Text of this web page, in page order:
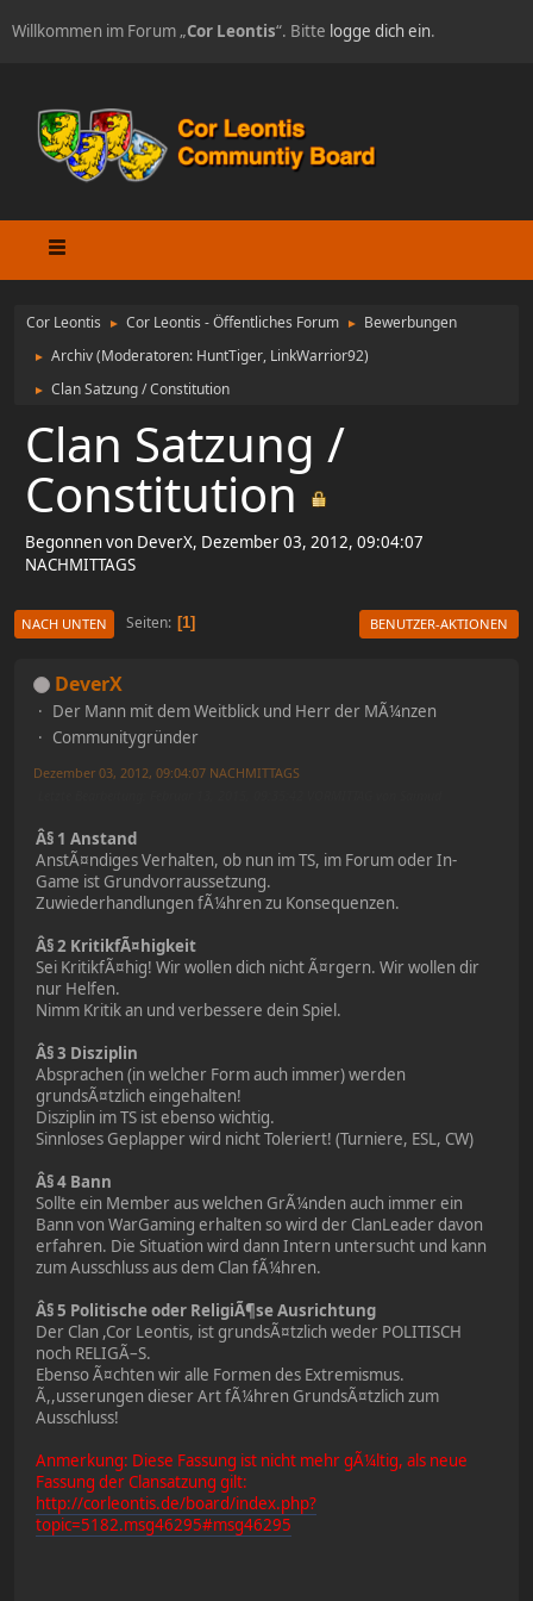
Willkommen im Forum „Cor Leontis“. Bitte logge dich ein.
Cor Leontis ► Cor Leontis - Öffentliches Forum ► Bewerbungen
► Archiv(Moderatoren: HuntTiger, LinkWarrior92)
► Clan Satzung / Constitution
Clan Satzung /
Constitution
Begonnen von DeverX, Dezember 03, 2012, 09:04:07
NACHMITTAGS
NACH UNTEN Seiten 1 BENUTZER-AKTIONEN
DeverX
Der Mann mit dem Weitblick und Herr der MÃ¼nzen
Communitygründer
Dezember 03, 2012, 09:04:07 NACHMITTAGS
Â§ 1 Anstand
AnstÃ¤ndiges Verhalten, ob nun im TS, im Forum oder In-
Game ist Grundvorraussetzung.
Zuwiederhandlungen fÃ¼hren zu Konsequenzen.
Â§ 2 KritikfÃ¤higkeit
Sei KritikfÃ¤hig! Wir wollen dich nicht Ã¤rgern. Wir wollen dir
nur Helfen.
Nimm Kritik an und verbessere dein Spiel.
Â§ 3 Disziplin
Absprachen (in welcher Form auch immer) werden
grundsÃ¤tzlich eingehalten!
Disziplin im TS ist ebenso wichtig.
Sinnloses Geplapper wird nicht Toleriert! (Turniere, ESL, CW)
Â§ 4 Bann
Sollte ein Member aus welchen GrÃ¼nden auch immer ein
Bann von WarGaming erhalten so wird der ClanLeader davon
erfahren. Die Situation wird dann Intern untersucht und kann
zum Ausschluss aus dem Clan fÃ¼hren.
Â§ 5 Politische oder ReligiÃ¶se Ausrichtung
Der Clan ,Cor Leontis, ist grundsÃ¤tzlich weder POLITISCH
noch RELIGÃ–S.
Ebenso Ã¤chten wir alle Formen des Extremismus.
Ã,,usserungen dieser Art fÃ¼hren GrundsÃ¤tzlich zum
Ausschluss!
Anmerkung: Diese Fassung ist nicht mehr gÃ¼ltig, als neue
Fassung der Clansatzung gilt:
http://corleontis.de/board/index.php?
topic=5182.msg46295#msg46295